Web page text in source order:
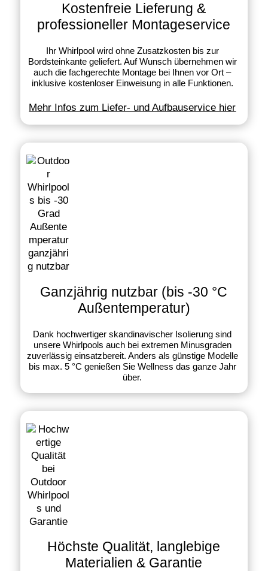
Kostenfreie Lieferung &
professioneller Montageservice
Ihr Whirlpool wird ohne Zusatzkosten bis zur
Bordsteinkante geliefert. Auf Wunsch übernehmen wir
auch die fachgerechte Montage bei Ihnen vor Ort –
inklusive kostenloser Einweisung in alle Funktionen.
Mehr Infos zum Liefer- und Aufbauservice hier
Ganzjährig nutzbar (bis -30 °C
Außentemperatur)
Dank hochwertiger skandinavischer Isolierung sind
unsere Whirlpools auch bei extremen Minusgraden
zuverlässig einsatzbereit. Anders als günstige Modelle
bis max. 5 °C genießen Sie Wellness das ganze Jahr
über.
Höchste Qualität, langlebige
Materialien & Garantie